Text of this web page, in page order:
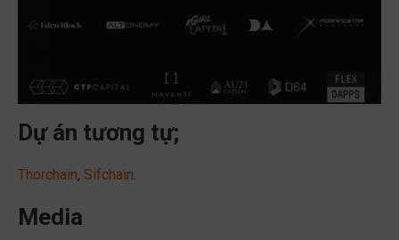
Dự án tương tự;
Thorchain, Sifchain.
Media